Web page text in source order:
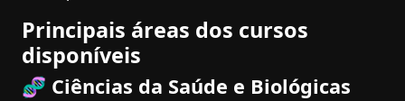
Principais áreas dos cursos
disponíveis
🧬 Ciências da Saúde e Biológicas